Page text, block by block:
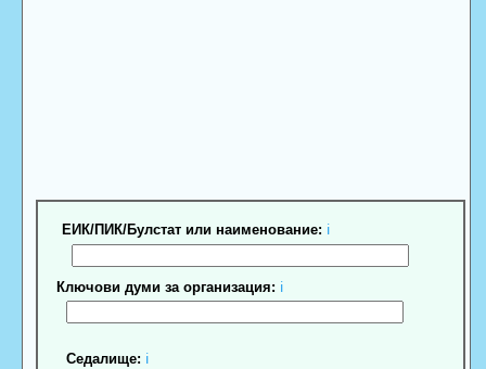
ЕИК/ПИК/Булстат или наименование: ℹ
Ключови думи за организация: ℹ
Седалище: ℹ